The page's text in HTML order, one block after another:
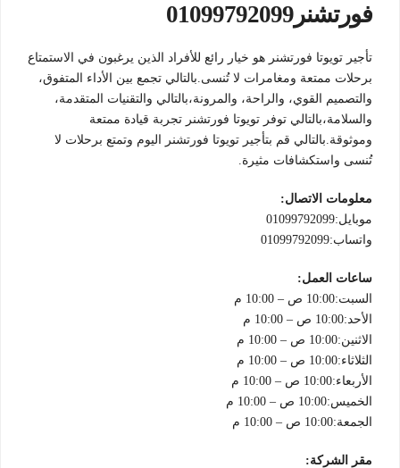
فورتشنر01099792099
تأجير تويوتا فورتشنر هو خيار رائع للأفراد الذين يرغبون في الاستمتاع
برحلات ممتعة ومغامرات لا تُنسى.بالتالي تجمع بين الأداء المتفوق،
والتصميم القوي، والراحة، والمرونة،بالتالي والتقنيات المتقدمة،
والسلامة،بالتالي توفر تويوتا فورتشنر تجربة قيادة ممتعة
وموثوقة.بالتالي قم بتأجير تويوتا فورتشنر اليوم وتمتع برحلات لا
تُنسى واستكشافات مثيرة.
معلومات الاتصال:
موبايل:01099792099
واتساب:01099792099
ساعات العمل:
السبت:10:00 ص – 10:00 م
الأحد:10:00 ص – 10:00 م
الاثنين:10:00 ص – 10:00 م
الثلاثاء:10:00 ص – 10:00 م
الأربعاء:10:00 ص – 10:00 م
الخميس:10:00 ص – 10:00 م
الجمعة:10:00 ص – 10:00 م
مقر الشركة: